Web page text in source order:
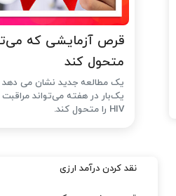
متحول کند
یک مطالعه جدید نشان می
یک‌بار در هفته می‌تواند مراقبت
HIV را متحول کند.
نقد کردن درآمد ارزی